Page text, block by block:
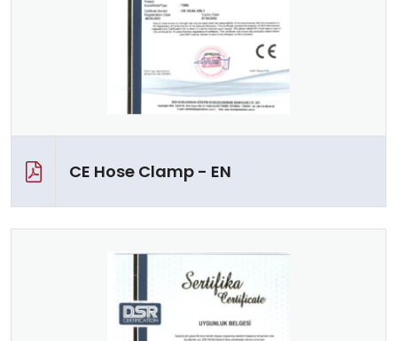
CE Hose Clamp - EN